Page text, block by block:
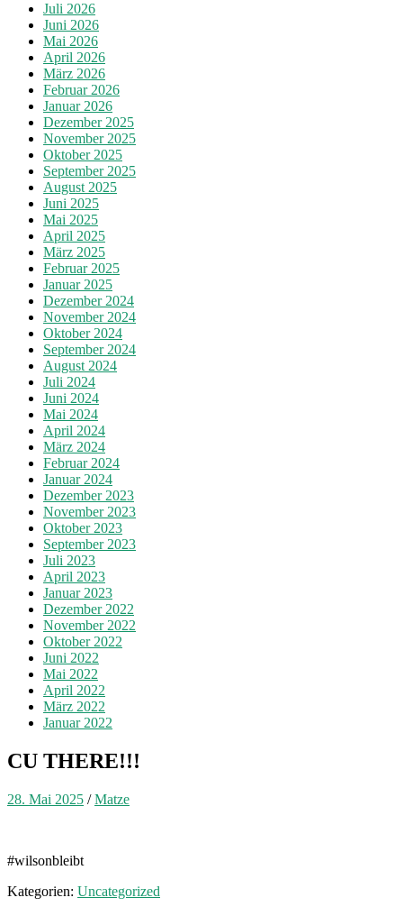
Juli 2026
Juni 2026
Mai 2026
April 2026
März 2026
Februar 2026
Januar 2026
Dezember 2025
November 2025
Oktober 2025
September 2025
August 2025
Juni 2025
Mai 2025
April 2025
März 2025
Februar 2025
Januar 2025
Dezember 2024
November 2024
Oktober 2024
September 2024
August 2024
Juli 2024
Juni 2024
Mai 2024
April 2024
März 2024
Februar 2024
Januar 2024
Dezember 2023
November 2023
Oktober 2023
September 2023
Juli 2023
April 2023
Januar 2023
Dezember 2022
November 2022
Oktober 2022
Juni 2022
Mai 2022
April 2022
März 2022
Januar 2022
CU THERE!!!
28. Mai 2025 /Matze
#wilsonbleibt
Kategorien: Uncategorized